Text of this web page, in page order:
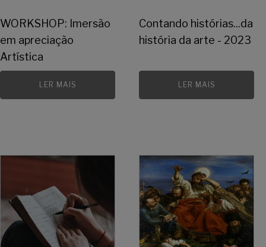
WORKSHOP: Imersão
em apreciação
Artística
LER MAIS
Contando histórias...da
história da arte - 2023
LER MAIS